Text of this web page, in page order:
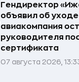
Гендиректор
объявил об
авиакомпания
руководителя
сертификата
07 августа 2026,